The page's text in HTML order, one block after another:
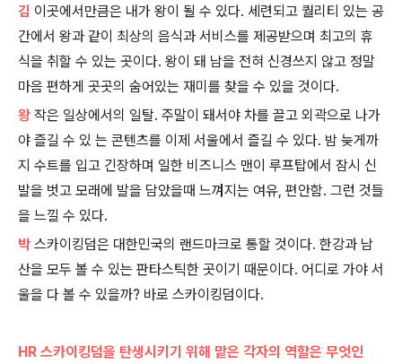
김 이곳에서만큼은 내가 왕이 될 수 있다. 세련되고 퀄리티 있는 공
간에서 왕과 같이 최상의 음식과 서비스를 제공받으며 최고의 휴
식을 취할 수 있는 곳이다. 왕이 돼 남을 전혀 신경쓰지 않고 정말
마음 편하게 곳곳의 숨어있는 재미를 찾을 수 있을 것이다.
왕 작은 일상에서의 일탈. 주말이 돼서야 차를 끌고 외곽으로 나가
야 즐길 수 있 는 콘텐츠를 이제 서울에서 즐길 수 있다. 밤 늦게까
지 수트를 입고 긴장하며 일한 비즈니스 맨이 루프탑에서 잠시 신
발을 벗고 모래에 발을 담았을때 느껴지는 여유, 편안함. 그런 것들
을 느낄 수 있다.
박 스카이킹덤은 대한민국의 랜드마크로 통할 것이다. 한강과 남
산을 모두 볼 수 있는 판타스틱한 곳이기 때문이다. 어디로 가야 서
울을 다 볼 수 있을까? 바로 스카이킹덤이다.
HR 스카이킹덤을 탄생시키기 위해 맡은 각자의 역할은 무엇인